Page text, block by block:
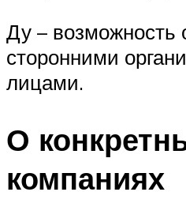
Ду – возможность
сторонними
лицами.
О
компаниях